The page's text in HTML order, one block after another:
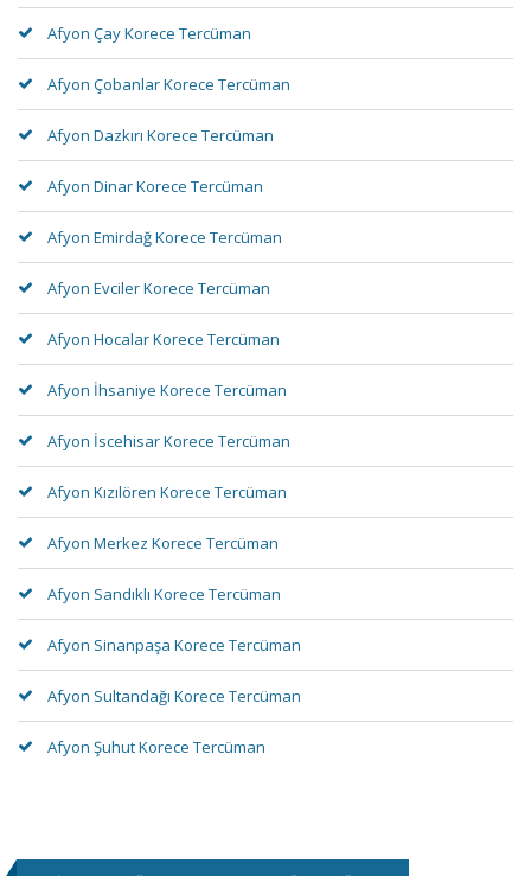
Afyon Çay Korece Tercüman
Afyon Çobanlar Korece Tercüman
Afyon Dazkırı Korece Tercüman
Afyon Dinar Korece Tercüman
Afyon Emirdağ Korece Tercüman
Afyon Evciler Korece Tercüman
Afyon Hocalar Korece Tercüman
Afyon İhsaniye Korece Tercüman
Afyon İscehisar Korece Tercüman
Afyon Kızılören Korece Tercüman
Afyon Merkez Korece Tercüman
Afyon Sandıklı Korece Tercüman
Afyon Sinanpaşa Korece Tercüman
Afyon Sultandağı Korece Tercüman
Afyon Şuhut Korece Tercüman